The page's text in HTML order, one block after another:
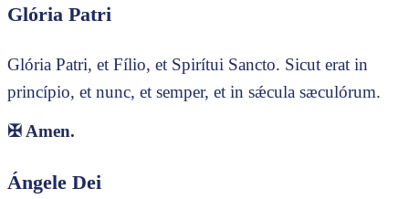
Glória Patri
Glória Patri, et Fílio, et Spirítui Sancto. Sicut erat in
princípio, et nunc, et semper, et in sǽcula sæculórum.
✠Amen.
Ángele Dei